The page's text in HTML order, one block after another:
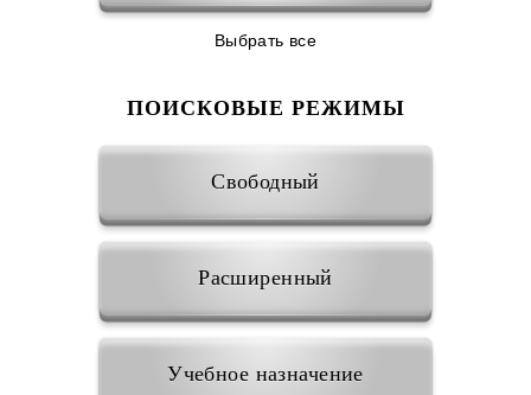
Выбрать все
ПОИСКОВЫЕ РЕЖИМЫ
Свободный
Расширенный
Учебное назначение